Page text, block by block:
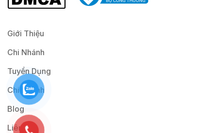
*
Giới Thiệu
Chi Nhánh
Tuyển Dụng
Chi Nhánh
Blog
Liên Hệ